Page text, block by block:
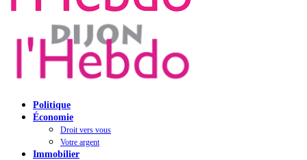
Politique
Économie
Droit vers vous
Votre argent
Immobilier